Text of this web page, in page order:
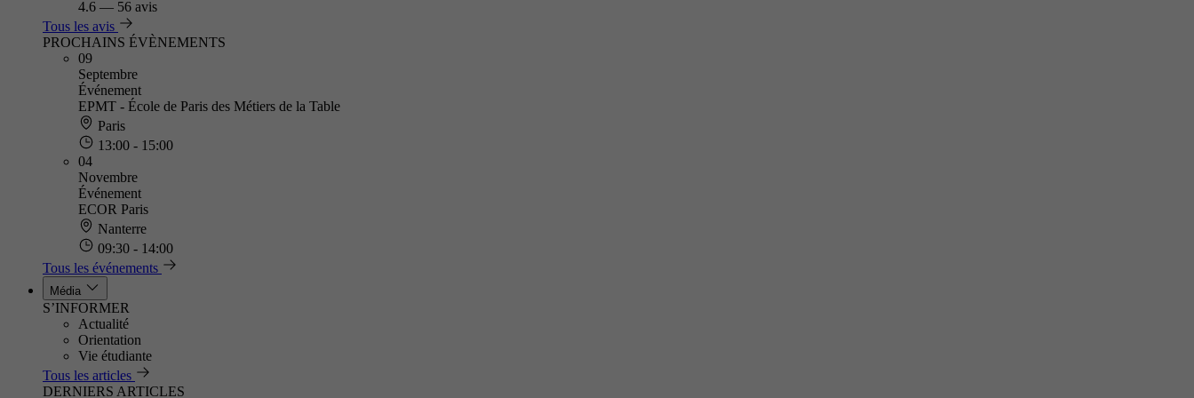
4.6 — 56 avis
Tous les avis
PROCHAINS ÉVÈNEMENTS
09
Septembre
Événement
EPMT - École de Paris des Métiers de la Table
Paris
13:00 - 15:00
04
Novembre
Événement
ECOR Paris
Nanterre
09:30 - 14:00
Tous les événements
Média
S’INFORMER
Actualité
Orientation
Vie étudiante
Tous les articles
DERNIERS ARTICLES